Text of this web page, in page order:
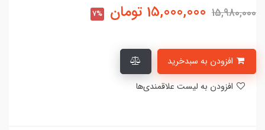
15,980,000
15,000,000 تومان 7%